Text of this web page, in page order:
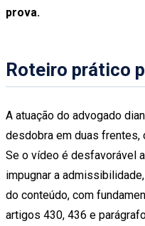
prova.
Roteiro prático
A atuação do advogado
desdobra em duas frentes,
Se o vídeo é desfavorável
impugnar a
do conteúdo, com
artigos 430, 436 e